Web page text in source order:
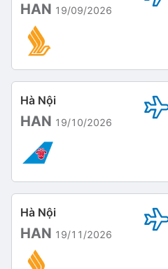
HAN 19/09/2026
Hà Nội
HAN 19/10/2026
Hà Nội
HAN 19/11/2026